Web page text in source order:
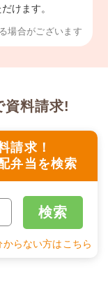
けます。
場合がございます
請求！
弁当を検索
資料請求!
検索
らない方はこちら